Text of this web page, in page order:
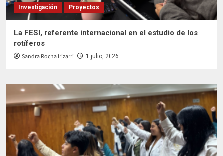
Investigación
Proyectos
La FESI, referente internacional en el estudio de los
rotíferos
Sandra Rocha Irizarri 1 julio, 2026